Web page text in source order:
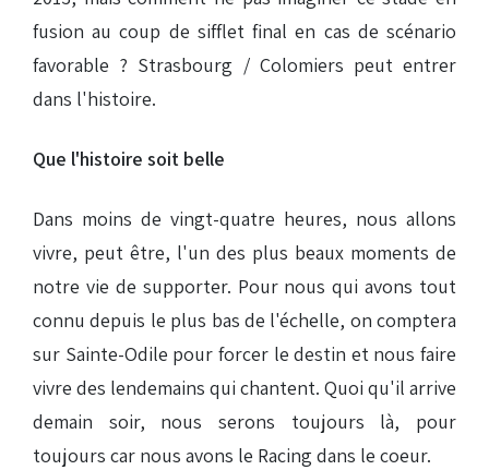
fusion au coup de sifflet final en cas de scénario
favorable ? Strasbourg / Colomiers peut entrer
dans l'histoire.
Que l'histoire soit belle
Dans moins de vingt-quatre heures, nous allons
vivre, peut être, l'un des plus beaux moments de
notre vie de supporter. Pour nous qui avons tout
connu depuis le plus bas de l'échelle, on comptera
sur Sainte-Odile pour forcer le destin et nous faire
vivre des lendemains qui chantent. Quoi qu'il arrive
demain soir, nous serons toujours là, pour
toujours car nous avons le Racing dans le coeur.